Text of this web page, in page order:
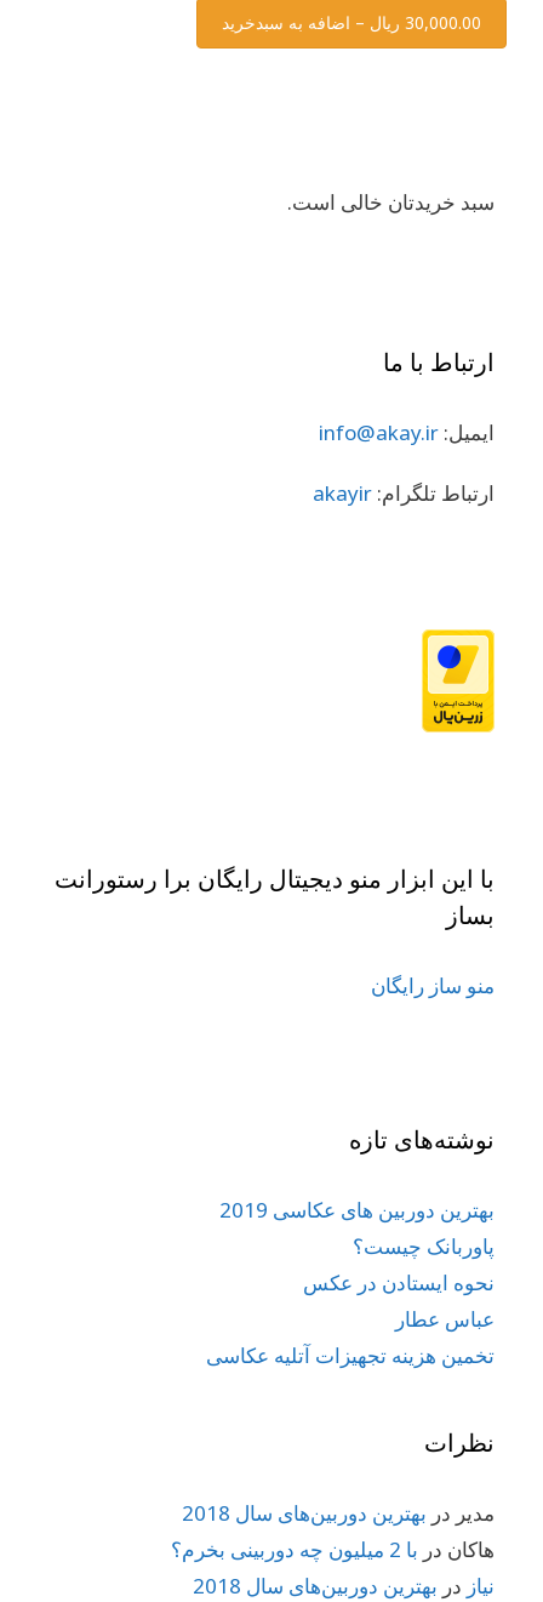
30,000.00 ریال – اضافه به سبدخرید
سبد خریدتان خالی است.
ارتباط با ما
ایمیل: info@akay.ir
ارتباط تلگرام: akayir
با این ابزار منو دیجیتال رایگان برا رستورانت
بساز
منو ساز رایگان
نوشته‌های تازه
بهترین دوربین های عکاسی 2019
پاوربانک چیست؟
نحوه ایستادن در عکس
عباس عطار
تخمین هزینه تجهیزات آتلیه عکاسی
نظرات
مدیر در بهترین دوربین‌های سال 2018
هاکان در با 2 میلیون چه دوربینی بخرم؟
نیاز در بهترین دوربین‌های سال 2018